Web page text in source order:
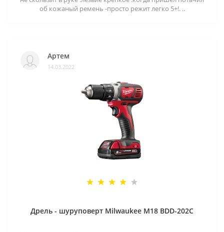
об кожаный ремень -просто режит легко 5+!. ..
Артем
14.03.2022
Дрель - шуруповерт Milwaukee M18 BDD-202C